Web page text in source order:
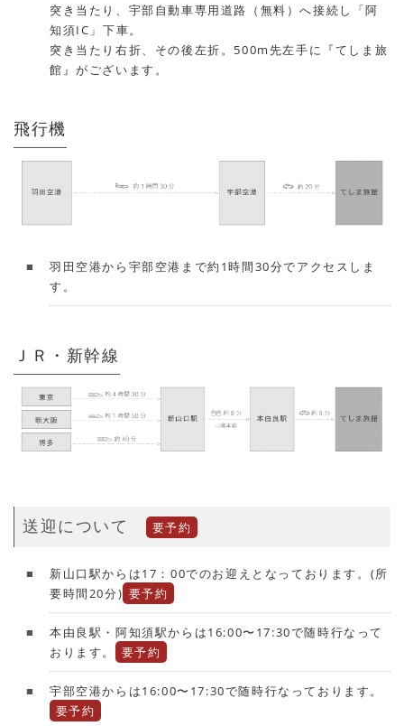
突き当たり、宇部自動車専用道路（無料）へ接続し「阿
知須IC」下車。
突き当たり右折、その後左折。500m先左手に『てしま旅
館』がございます。
飛行機
羽田空港から宇部空港まで約1時間30分でアクセスしま
す。
ＪＲ・新幹線
送迎について 要予約
新山口駅からは17：00でのお迎えとなっております。(所
要時間20分) 要予約
本由良駅・阿知須駅からは16:00〜17:30で随時行なって
おります。
要予約
宇部空港からは16:00〜17:30で随時行なっております。
要予約